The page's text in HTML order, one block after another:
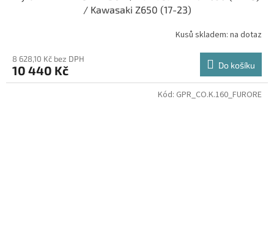
A
R
M
A
/ Kawasaki Z650 (17-23)
Kusů skladem: na dotaz
8 628,10 Kč bez DPH
10 440 Kč Do košíku
Kód: GPR_CO.K.160_FURORE